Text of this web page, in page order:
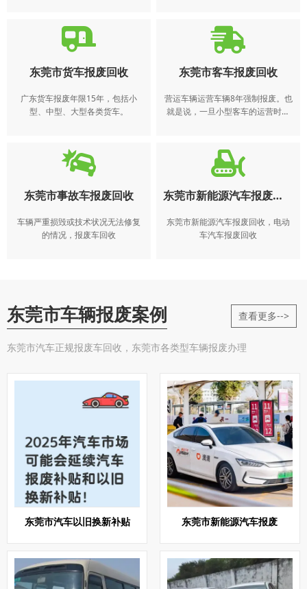
60万公里时，国家将引导报废。
候，会引导报废。
东莞市货车报废回收
广东货车报废年限15年，包括小
型、中型、大型各类货车。
东莞市客车报废回收
营运车辆运营车辆8年强制报废。也
就是说，一旦小型客车的运营时间
东莞市事故车报废回收
车辆严重损毁或技术状况无法修复
的情况，报废车回收
东莞市新能源汽车报废回收
东莞市新能源汽车报废回收，电动
车汽车报废回收
东莞市车辆报废案例
东莞市汽车正规报废车回收，东莞市各类型车辆报废办理
查看更多-->
东莞市汽车以旧换新补贴 东莞市新能源汽车报废